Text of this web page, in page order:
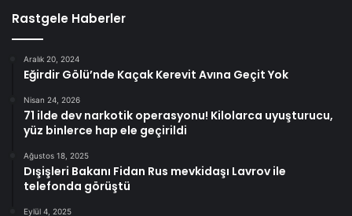
Rastgele Haberler
Aralık 20, 2024
Eğirdir Gölü’nde Kaçak Kerevit Avına Geçit Yok
Nisan 24, 2026
71 ilde dev narkotik operasyonu! Kilolarca uyuşturucu,
yüz binlerce hap ele geçirildi
Ağustos 18, 2025
Dışişleri Bakanı Fidan Rus mevkidaşı Lavrov ile
telefonda görüştü
Eylül 4, 2025